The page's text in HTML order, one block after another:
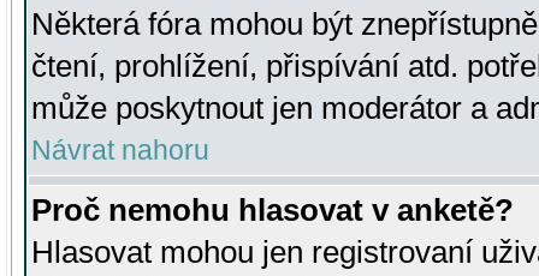
Některá fóra mohou být
čtení, prohlížení, přispívání atd.
může poskytnout jen moderátor a
Návrat nahoru
Proč nemohu hlasovat v anketě?
Hlasovat mohou jen registrovaní